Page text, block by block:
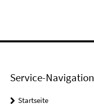
Service-Navigation
Startseite